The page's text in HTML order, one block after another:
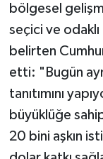
bölgesel
seçici ve odaklı
belirten
etti: "Bugün
tanıtımını
büyüklüğe
20 bini aşkın